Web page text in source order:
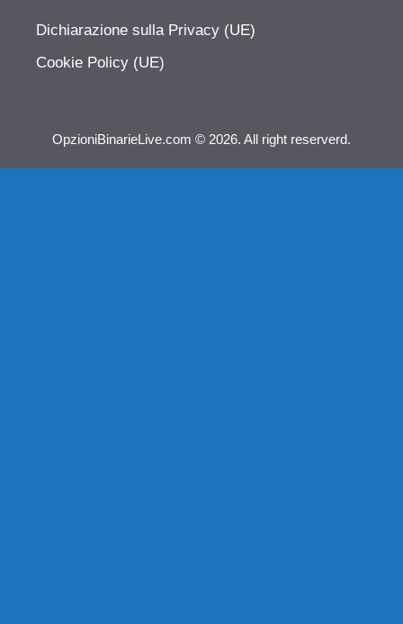
Dichiarazione sulla Privacy (UE)
Cookie Policy (UE)
OpzioniBinarieLive.com © 2026. All right reserverd.